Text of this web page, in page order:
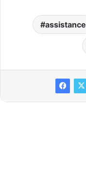
assistance